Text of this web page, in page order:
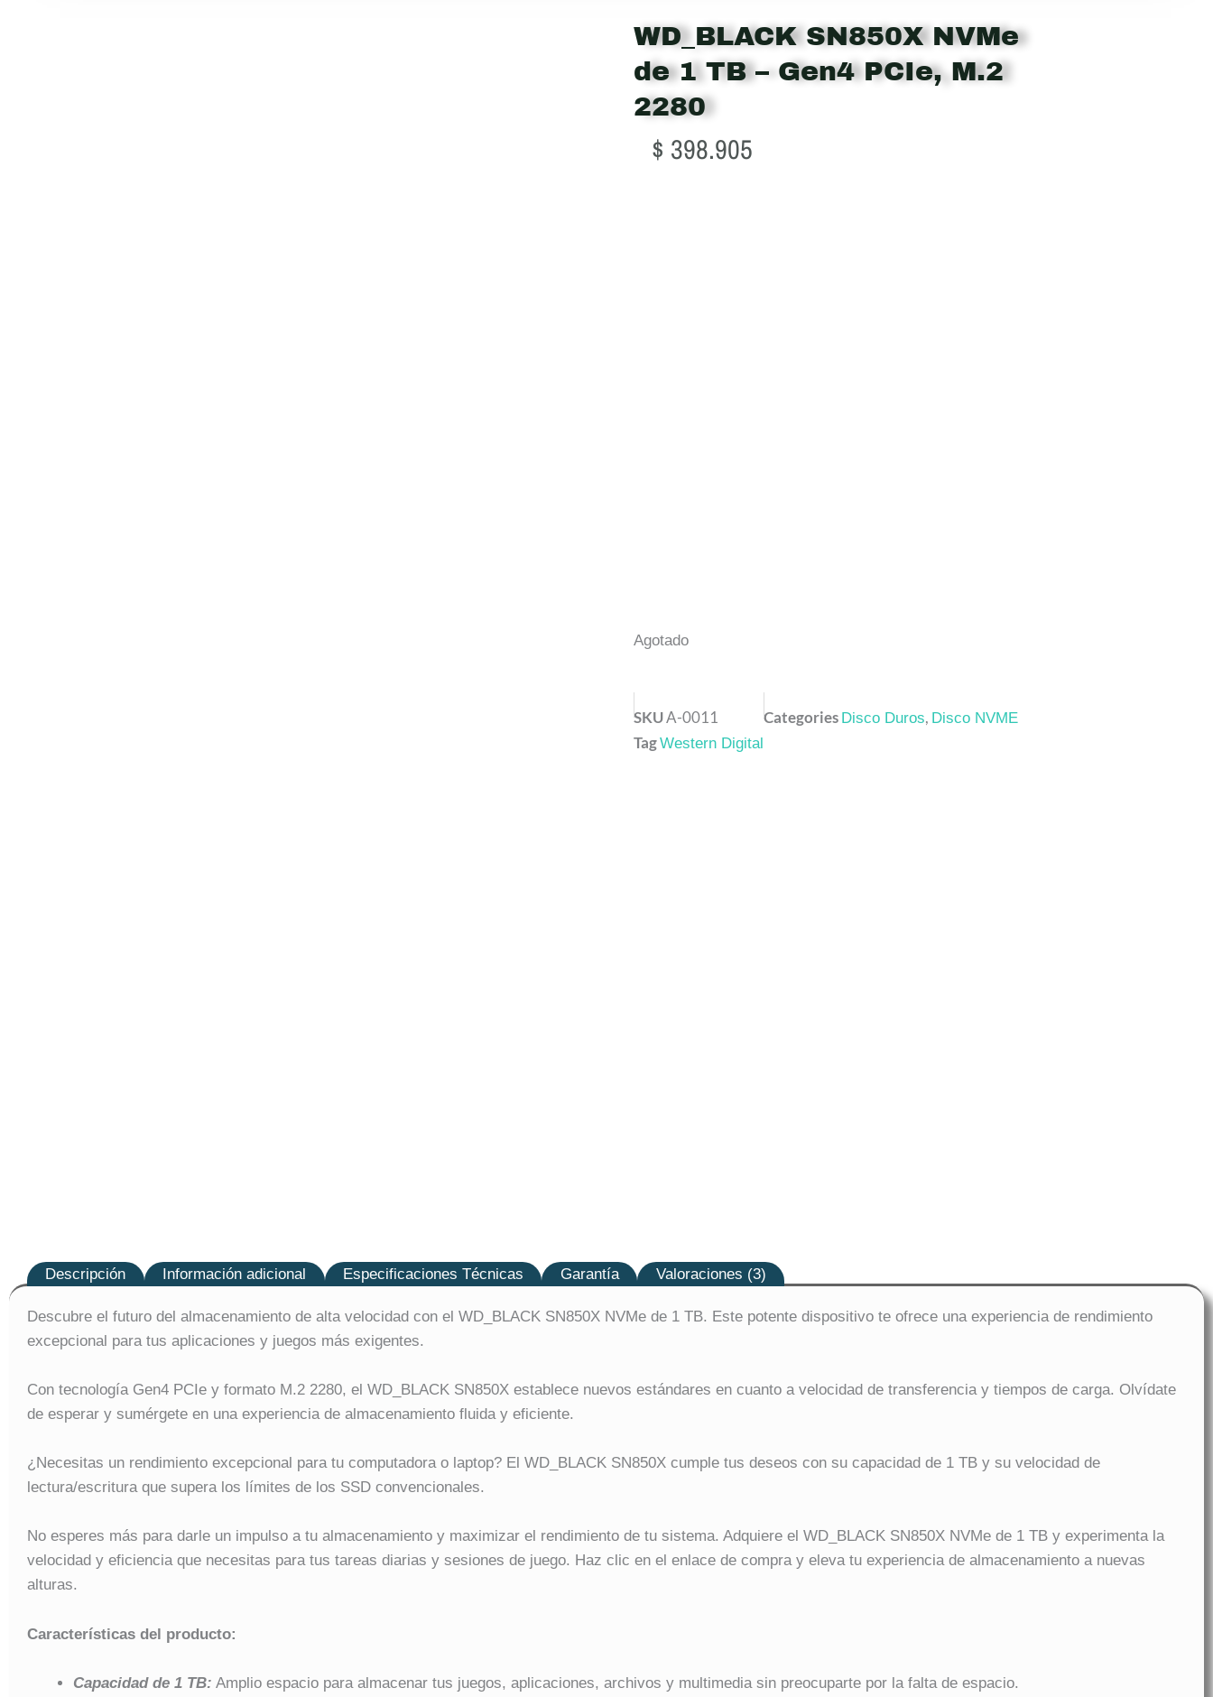
WD_BLACK SN850X NVMe
de 1 TB – Gen4 PCIe, M.2
2280
$ 398.905
Agotado
SKUA-0011 Categories Disco Duros, Disco NVME
TagWestern Digital
Descripción Información adicional Especificaciones Técnicas Garantía Valoraciones (3)
Descubre el futuro del almacenamiento de alta velocidad con el WD_BLACK SN850X NVMe de 1 TB. Este potente dispositivo te ofrece una experiencia de rendimiento
excepcional para tus aplicaciones y juegos más exigentes.
Con tecnología Gen4 PCIe y formato M.2 2280, el WD_BLACK SN850X establece nuevos estándares en cuanto a velocidad de transferencia y tiempos de carga. Olvídate
de esperar y sumérgete en una experiencia de almacenamiento fluida y eficiente.
¿Necesitas un rendimiento excepcional para tu computadora o laptop? El WD_BLACK SN850X cumple tus deseos con su capacidad de 1 TB y su velocidad de
lectura/escritura que supera los límites de los SSD convencionales.
No esperes más para darle un impulso a tu almacenamiento y maximizar el rendimiento de tu sistema. Adquiere el WD_BLACK SN850X NVMe de 1 TB y experimenta la
velocidad y eficiencia que necesitas para tus tareas diarias y sesiones de juego. Haz clic en el enlace de compra y eleva tu experiencia de almacenamiento a nuevas
alturas.
Características del producto:
Capacidad de 1 TB: Amplio espacio para almacenar tus juegos, aplicaciones, archivos y multimedia sin preocuparte por la falta de espacio.